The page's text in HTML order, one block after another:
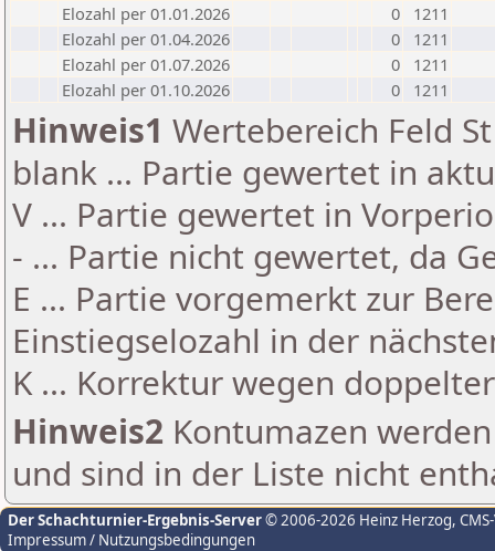
Elozahl per 01.01.2026
0
1211
Elozahl per 01.04.2026
0
1211
Elozahl per 01.07.2026
0
1211
Elozahl per 01.10.2026
0 1211
Hinweis1 Wertebereich Feld
blank ... Partie gewertet in
V ... Partie gewertet in
- ... Partie nicht gewertet, da
E ... Partie vorgemerkt zur
Einstiegselozahl in der
K ... Korrektur wegen
Hinweis2 Kontumazen
und sind in der Liste nicht
Der Schachturnier-Ergebnis-Server© 2006-2026 Heinz Herzog,
Impressum / Nutzungsbedingungen